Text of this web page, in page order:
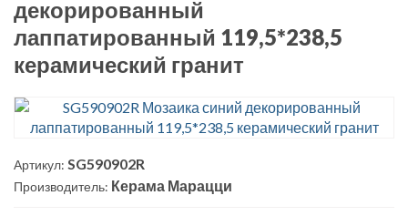
декорированный
лаппатированный 119,5*238,5
керамический гранит
Артикул: SG590902R
Производитель: Керама Марацци